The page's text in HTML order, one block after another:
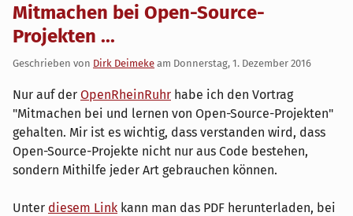
Mitmachen bei Open-Source-
Projekten ...
Geschrieben von Dirk Deimeke am Donnerstag, 1. Dezember 2016
Nur auf der OpenRheinRuhr habe ich den Vortrag
"Mitmachen bei und lernen von Open-Source-Projekten"
gehalten. Mir ist es wichtig, dass verstanden wird, dass
Open-Source-Projekte nicht nur aus Code bestehen,
sondern Mithilfe jeder Art gebrauchen können.
Unter diesem Link kann man das PDF herunterladen, bei